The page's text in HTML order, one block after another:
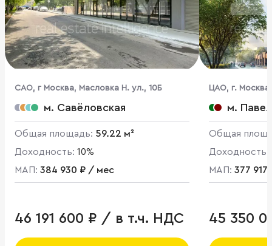
CАО, г Москва, Масловка Н. ул., 10Б
м. Савёловская
Общая площадь: 59.22 м²
Доходность: 10%
МАП: 384 930 ₽ / мес
46 191 600 ₽ / в т.ч. НДС
ЦАО, г.
1,2,3,7,10
м.
Общая
Доходность:
МАП: 377
45 350